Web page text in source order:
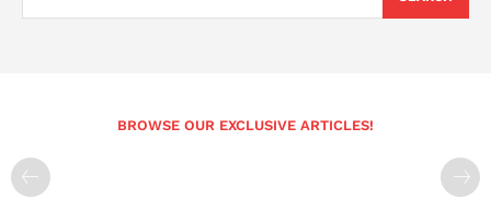
BROWSE OUR EXCLUSIVE ARTICLES!